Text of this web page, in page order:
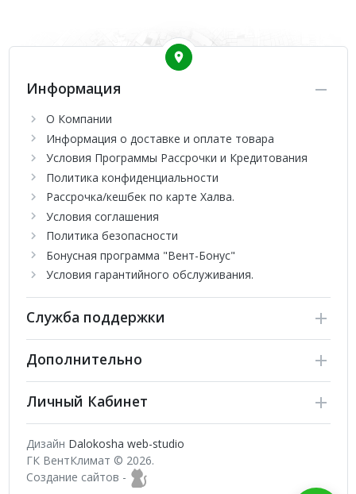
для использования в рабочих помещениях и спальнях, где
требуется минимальный уровень шума.
Информация
О Компании
Информация о доставке и оплате товара
Условия Программы Рассрочки и Кредитования
Политика конфиденциальности
Рассрочка/кешбек по карте Халва.
Условия соглашения
Политика безопасности
Бонусная программа "Вент-Бонус"
Условия гарантийного обслуживания.
Служба поддержки
Дополнительно
Личный Кабинет
Дизайн Dalokosha web-studio
ГК ВентКлимат © 2026.
Создание сайтов -